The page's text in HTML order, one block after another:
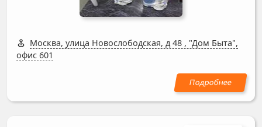
Москва, улица Новослободская, д 48 , "Дом Быта",
офис 601